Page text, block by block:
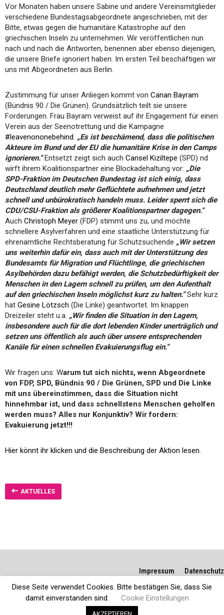
Vor Monaten haben unsere Sabine und andere Vereinsmitglieder
verschiedene Bundestagsabgeordnete angeschrieben, mit der
Bitte, etwas gegen die humanitäre Katastrophe auf den
griechischen Inseln zu unternehmen. Wir veröffentlichen nun
nach und nach die Antworten, benennen aber ebenso diejenigen,
die unsere Briefe ignoriert haben. Im ersten Teil beschäftigen wir
uns mit Abgeordneten aus Berlin.
Zustimmung für unser Anliegen kommt von Canan Bayram
(Bündnis 90 / Die Grünen). Grundsätzlich teilt sie unsere
Forderungen. Frau Bayram verweist auf ihr Engagement für einen
Verein aus der Seenotrettung und die Kampagne
#leavenononebehind. „Es ist beschämend, dass die politischen
Akteure im Bund und der EU die humanitäre Krise in den Camps
ignorieren.“ Entsetzt zeigt sich auch Cansel Kiziltepe (SPD) nd
wirft ihrem Koalitionspartner eine Blockadehaltung vor: „Die
SPD-Fraktion im Deutschen Bundestag ist sich einig, dass
Deutschland deutlich mehr Geflüchtete aufnehmen und jetzt
schnell und unbürokratisch handeln muss. Leider sperrt sich die
CDU/CSU-Fraktion als größerer Koalitionspartner dagegen.“
Auch Christoph Meyer (FDP) stimmt uns zu, und möchte
schnellere Asylverfahren und eine staatliche Unterstützung für
ehrenamtliche Rechtsberatung für Schutzsuchende „Wir setzen
uns weiterhin dafür ein, dass auch mit der Unterstützung des
Bundesamts für Migration und Flüchtlinge, die griechischen
Asylbehörden dazu befähigt werden, die Schutzbedürftigkeit der
Menschen in den Lagern schnell zu prüfen, um den Aufenthalt
auf den griechischen Inseln möglichst kurz zu halten.“Sehr kurz
hat Gesine Lötzsch (Die Linke) geantwortet. Im knappen
Dreizeiler steht u.a. „Wir finden die Situation in den Lagern,
insbesondere auch für die dort lebenden Kinder unerträglich und
setzen uns öffentlich als auch über unsere entsprechenden
Kanäle für einen schnellen Evakuierungsflug ein.“
Wir fragen uns: Warum tut sich nichts, wenn Abgeordnete
von FDP, SPD, Bündnis 90 / Die Grünen, SPD und Die Linke
mit uns übereinstimmen, dass die Situation nicht
hinnehmbar ist, und dass schnellstens Menschen geholfen
werden muss? Alles nur Konjunktiv? Wir fordern:
Evakuierung jetzt!!!
Hier könnt ihr klicken und die Beschreibung der Aktion lesen.
AKTUELLES
Impressum
Datenschutz
Diese Seite verwendet Cookies. Bitte bestätigen Sie, dass Sie
damit einverstanden sind.
Cookie Einstellungen